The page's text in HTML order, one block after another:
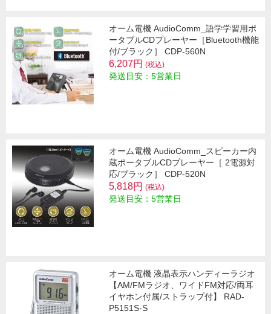
オーム電機 AudioComm_語学学習用ポ
ータブルCDプレーヤー［Bluetooth機能
付/ブラック］ CDP-560N
6,207円 (税込)
発送目安：5営業日
オーム電機 AudioComm_スピーカー内
蔵ポータブルCDプレーヤー［ 2電源対
応/ブラック］ CDP-520N
5,818円 (税込)
発送目安：5営業日
オーム電機 液晶表示ハンディーラジオ
【AM/FMラジオ、ワイドFM対応/両耳
イヤホン付属/ストラップ付】 RAD-
P5151S-S